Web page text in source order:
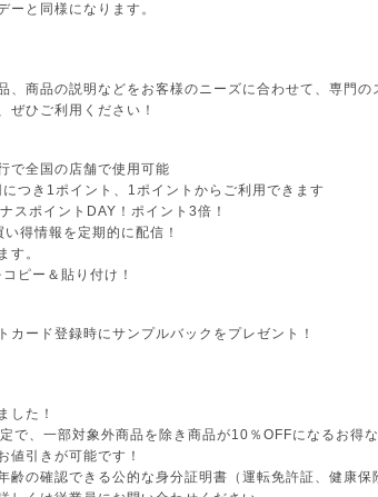
と同様になります。
、商品の説明などをお客様のニーズに合わせて、専門の
ぜひご利用ください！
で全国の店舗で使用可能
つき1ポイント、1ポイントからご利用できます
スポイントDAY！ポイント3倍！
得情報を定期的に配信！
す。
ピー＆貼り付け！
ード登録時にサンプルバックをプレゼント！
した！
で、一部対象外商品を除き商品が10％OFFになるお得な
値引きが可能です！
齢の確認できる公的な身分証明書（運転免許証、健康保